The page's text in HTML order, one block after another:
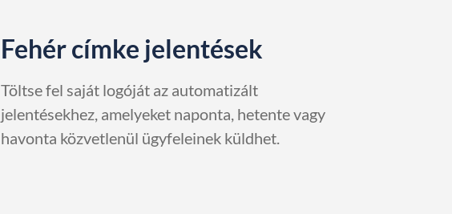
Fehér címke jelentések
Töltse fel saját logóját az automatizált
jelentésekhez, amelyeket naponta, hetente vagy
havonta közvetlenül ügyfeleinek küldhet.